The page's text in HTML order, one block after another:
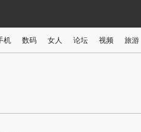
机 数码 女人 论坛 视频 旅游